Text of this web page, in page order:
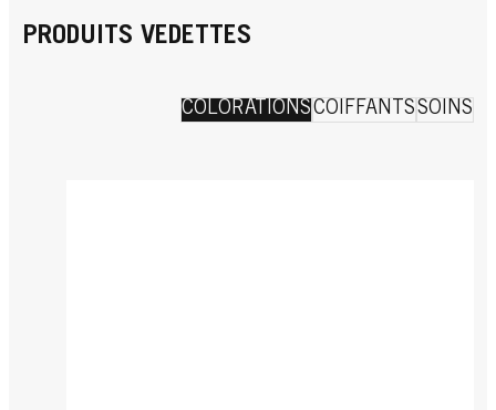
PRODUITS VEDETTES
COLORATIONSCOIFFANTSSOINS